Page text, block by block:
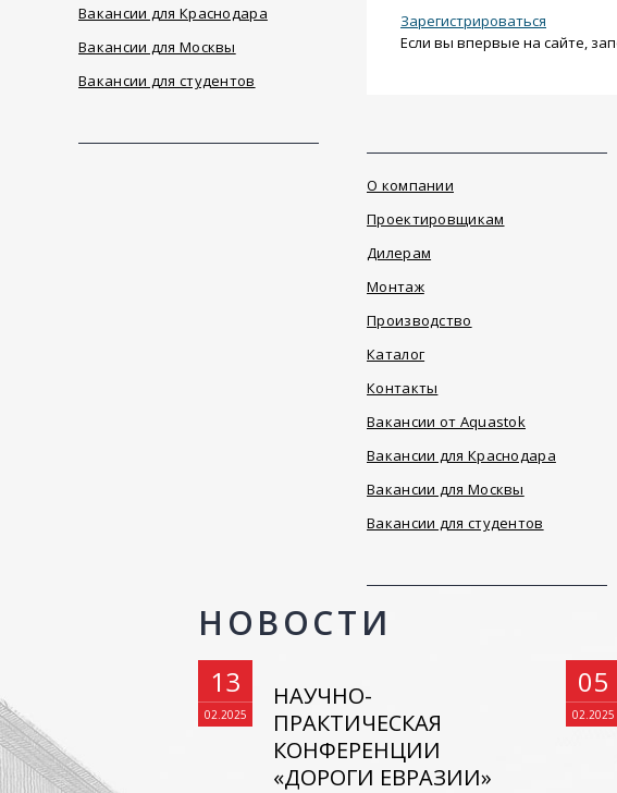
Вакансии для Краснодара
Вакансии для Москвы
Вакансии для студентов
Зарегистрироваться
Если вы впервые на сайте,
О компании
Проектировщикам
Дилерам
Монтаж
Производство
Каталог
Контакты
Вакансии от Aquastok
Вакансии для Краснодара
Вакансии для Москвы
Вакансии для студентов
НОВОСТИ
13
02.2025
НАУЧНО-
ПРАКТИЧЕСКАЯ
КОНФЕРЕНЦИИ
«ДОРОГИ ЕВРАЗИИ»
05
02.2025